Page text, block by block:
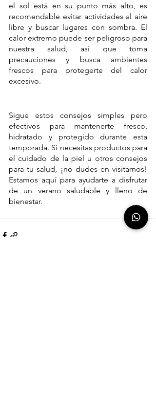
el sol está en su punto más alto, es
recomendable evitar actividades al aire
libre y buscar lugares con sombra. El
calor extremo puede ser peligroso para
nuestra salud, así que toma
precauciones y busca ambientes
frescos para protegerte del calor
excesivo.
Sigue estos consejos simples pero
efectivos para mantenerte fresco,
hidratado y protegido durante esta
temporada. Si necesitas productos para
el cuidado de la piel u otros consejos
para tu salud, ¡no dudes en visitarnos!
Estamos aquí para ayudarte a disfrutar
de un verano saludable y lleno de
bienestar.